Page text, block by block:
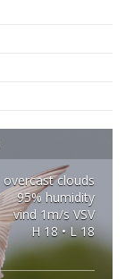
overcast clouds
95% humidity
vind 1m/s VSV
H 18 • L 18